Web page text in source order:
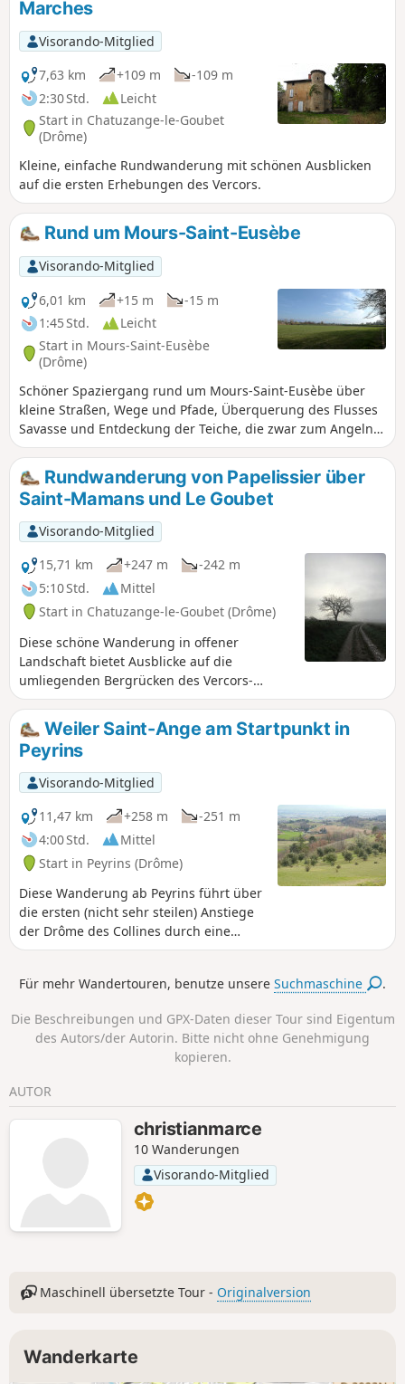
Marches
Visorando-Mitglied
7,63 km
+109 m
-109 m
2:30 Std.
Leicht
Start in Chatuzange-le-Goubet
(Drôme)
Kleine, einfache Rundwanderung mit schönen Ausblicken
auf die ersten Erhebungen des Vercors.
Rund um Mours-Saint-Eusèbe
Visorando-Mitglied
6,01 km
+15 m
-15 m
1:45 Std.
Leicht
Start in Mours-Saint-Eusèbe
(Drôme)
Schöner Spaziergang rund um Mours-Saint-Eusèbe über
kleine Straßen, Wege und Pfade, Überquerung des Flusses
Savasse und Entdeckung der Teiche, die zwar zum Angeln
bestimmt sind, aber auch zum Verweilen und Entspannen
einladen.Rundwanderung von Papelissier über
Saint-Mamans und Le Goubet
Visorando-Mitglied
15,71 km
+247 m
-242 m
5:10 Std.
Mittel
Start in Chatuzange-le-Goubet (Drôme)
Diese schöne Wanderung in offener
Landschaft bietet Ausblicke auf die
umliegenden Bergrücken des Vercors-
Plateaus, die Ebene von Valence, die Berge
der Ardèche, Romans und Drôme sowie die
Hügel. Route geändert am 01.03.2023.
Weiler Saint-Ange am Startpunkt in
Peyrins
Visorando-Mitglied
11,47 km
+258 m
-251 m
4:00 Std.
Mittel
Start in Peyrins (Drôme)
Diese Wanderung ab Peyrins führt über
die ersten (nicht sehr steilen) Anstiege
der Drôme des Collines durch eine
abwechslungsreiche Landschaft und
Reliefs schöne Ausblicke auf den
Region.
Für mehr Wandertouren, benutze unsereSuchmaschine .
Die Beschreibungen und GPX-Daten dieser Tour sind Eigentum
des Autors/der Autorin. Bitte nicht ohne Genehmigung
kopieren.
AUTOR
christianmarce
10 Wanderungen
Visorando-Mitglied
Maschinell übersetzte Tour - Originalversion
Wanderkarte